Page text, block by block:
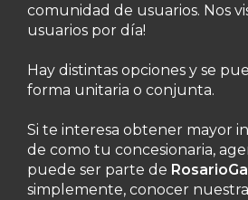
comunidad de usuarios. Nos
usuarios por día!
Hay distintas opciones y se
forma unitaria o conjunta.
Si te interesa obtener mayor
de como tu concesionaria,
puede ser parte de
simplemente, conocer